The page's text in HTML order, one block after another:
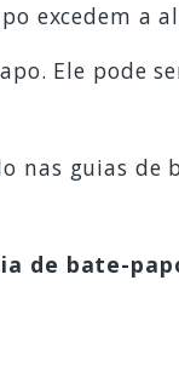
excedem a
Ele pode
nas guias de
de bate-